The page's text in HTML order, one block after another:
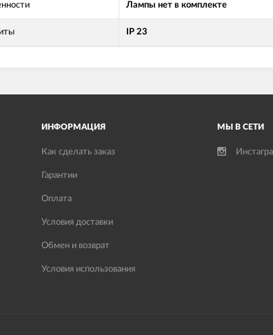
Лампы нет в комплекте
IP 23
ИНФОРМАЦИЯ
Как сделать заказ
Гарантии
Оплата
Условия доставки
Обмен и возврат
Условия использования
МЫ В СЕТИ